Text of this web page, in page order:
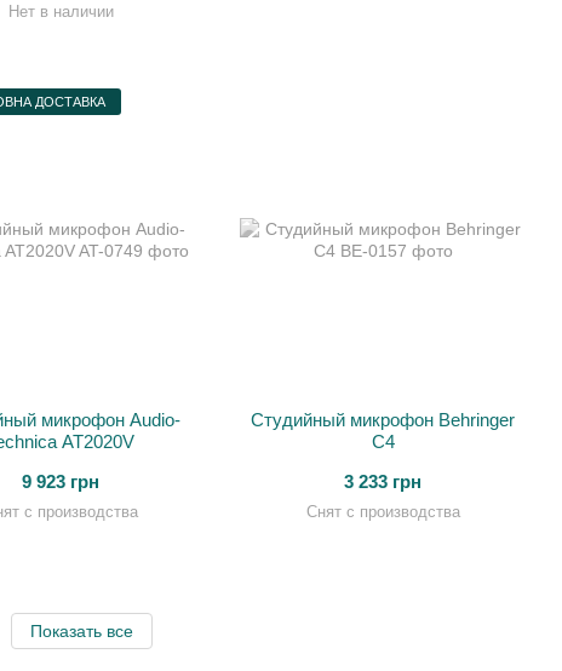
Нет в наличии
ДОСТАВКА
микрофон Audio-
AT2020V
9 923 грн
с производства
Студийный микрофон Behringer
C4
3 233 грн
Снят с производства
Показать все